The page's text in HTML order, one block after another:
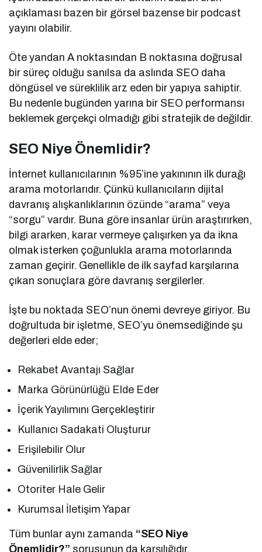
açıklaması bazen bir görsel bazense bir podcast
yayını olabilir.
Öte yandan A noktasından B noktasına doğrusal
bir süreç olduğu sanılsa da aslında SEO daha
döngüsel ve süreklilik arz eden bir yapıya sahiptir.
Bu nedenle bugünden yarına bir SEO performansı
beklemek gerçekçi olmadığı gibi stratejik de değildir.
SEO Niye Önemlidir?
İnternet kullanıcılarının %95’ine yakınının ilk durağı
arama motorlarıdır. Çünkü kullanıcıların dijital
davranış alışkanlıklarının özünde “arama” veya
“sorgu” vardır. Buna göre insanlar ürün araştırırken,
bilgi ararken, karar vermeye çalışırken ya da ikna
olmak isterken çoğunlukla arama motorlarında
zaman geçirir. Genellikle de ilk sayfad karşılarına
çıkan sonuçlara göre davranış sergilerler.
İşte bu noktada SEO’nun önemi devreye giriyor. Bu
doğrultuda bir işletme, SEO’yu önemsediğinde şu
değerleri elde eder;
Rekabet Avantajı Sağlar
Marka Görünürlüğü Elde Eder
İçerik Yayılımını Gerçekleştirir
Kullanıcı Sadakati Oluşturur
Erişilebilir Olur
Güvenilirlik Sağlar
Otoriter Hale Gelir
Kurumsal İletişim Yapar
Tüm bunlar aynı zamanda “SEO Niye
Önemlidir?” sorusunun da karşılığıdır.